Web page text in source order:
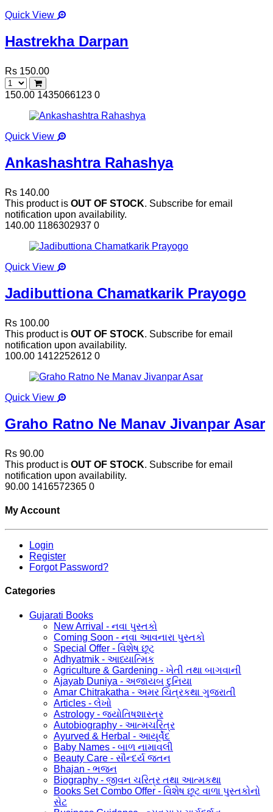
Quick View
Hastrekha Darpan
Rs 150.00
150.00 1435066123 0
Quick View
Ankashashtra Rahashya
Rs 140.00
This product is OUT OF STOCK. Subscribe for email
notification upon availability.
140.00 1186302937 0
Quick View
Jadibuttiona Chamatkarik Prayogo
Rs 100.00
This product is OUT OF STOCK. Subscribe for email
notification upon availability.
100.00 1412252612 0
Quick View
Graho Ratno Ne Manav Jivanpar Asar
Rs 90.00
This product is OUT OF STOCK. Subscribe for email
notification upon availability.
90.00 1416572365 0
My Account
Login
Register
Forgot Password?
Categories
Gujarati Books
New Arrival - નવા પુસ્તકો
Coming Soon - નવા આવનારા પુસ્તકો
Special Offer - વિશેષ છૂટ
Adhyatmik - આધ્યાત્મિક
Agriculture & Gardening - ખેતી તથા બાગવાની
Ajayab Duniya - અજાયબ દુનિયા
Amar Chitrakatha - અમર ચિત્રકથા ગુજરાતી
Articles - લેખો
Astrology - જ્યોતિષશાસ્ત્ર
Autobiography - આત્મચરિત્ર
Ayurved & Herbal - આયૂર્વેદ
Baby Names - બાળ નામાવલી
Beauty Care - સૌન્દર્ય જતન
Bhajan - ભજન
Biography - જીવન ચરિત્ર તથા આત્મકથા
Books Set Combo Offer - વિશેષ છૂટ વાળા પુસ્તકોનો
સેટ